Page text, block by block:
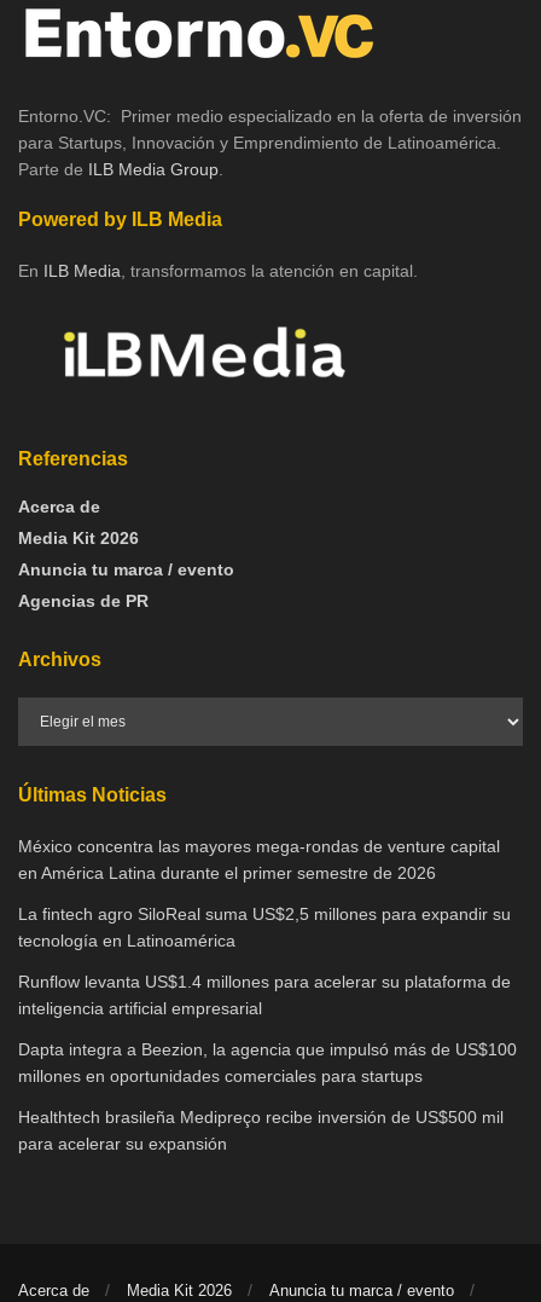
Entorno.VC: Primer medio especializado en la oferta de inversión
para Startups, Innovación y Emprendimiento de Latinoamérica.
Parte de ILB Media Group
Powered by ILB Media
En ILB Media , transformamos la atención en capital.
Referencias
Acerca de
Media Kit 2026
Anuncia tu marca / evento
Agencias de PR
Archivos
Últimas Noticias
México concentra las mayores mega-rondas de venture capital
en América Latina durante el primer semestre de 2026
La fintech agro SiloReal suma US$2,5 millones para expandir su
tecnología en Latinoamérica
Runflow levanta US$1.4 millones para acelerar su plataforma de
inteligencia artificial empresarial
Dapta integra a Beezion, la agencia que impulsó más de US$100
millones en oportunidades comerciales para startups
Healthtech brasileña Medipreço recibe inversión de US$500 mil
para acelerar su expansión
Acerca de Media Kit 2026 Anuncia tu marca / evento